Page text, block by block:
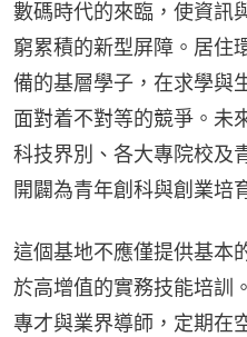
數碼時代的來臨，使資訊
窮累積的新型屏障。居住
備的基層學子，在求學與
面對着不對等的競爭。未
科技界別、各大專院校及
開闢為青年創科與創業培
這個基地不應僅提供基本
於高增值的實務技能培訓
專才與業界導師，定期在